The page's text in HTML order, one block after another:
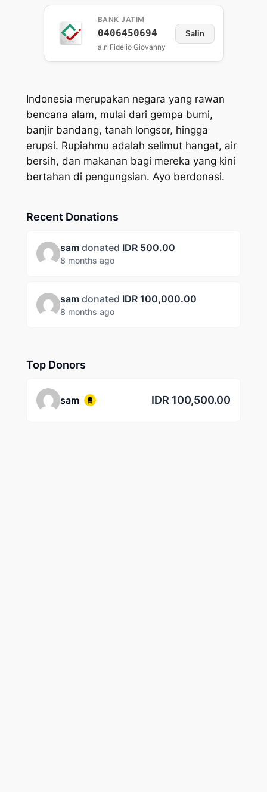
BANK JATIM
0406450694
a.n Fidelio Giovanny
Salin
Indonesia merupakan negara yang rawan
bencana alam, mulai dari gempa bumi,
banjir bandang, tanah longsor, hingga
erupsi. Rupiahmu adalah selimut hangat, air
bersih, dan makanan bagi mereka yang kini
bertahan di pengungsian. Ayo berdonasi.
Recent Donations
samdonated IDR 500.00
8 months ago
samdonated IDR 100,000.00
8 months ago
Top Donors
sam IDR 100,500.00